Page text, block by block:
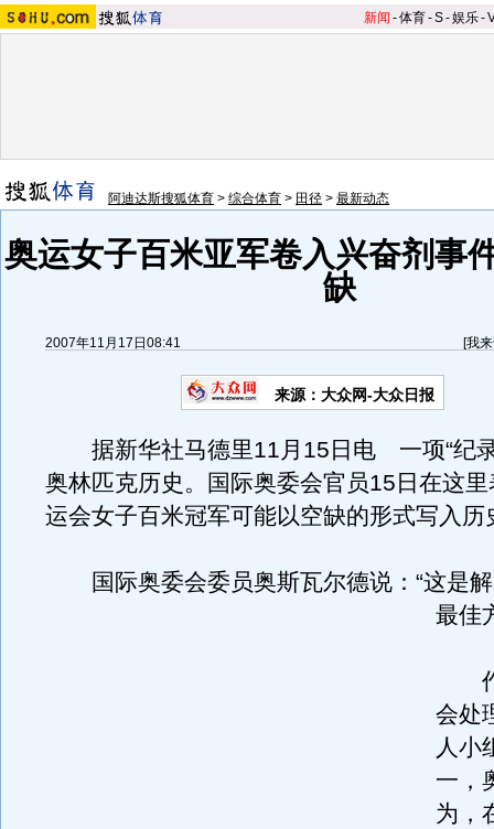
新闻 -体育-S-娱乐-
阿迪达斯搜狐体育 > 综合体育 > 田径 > 最新动态
奥运女子百米亚军卷入兴奋剂事
缺
2007年11月17日08:41 [我
来源：大众网-大众日报
据新华社马德里11月15日电 一项“纪录
奥林匹克历史。国际奥委会官员15日在这
运会女子百米冠军可能以空缺的形式写入历
国际奥委会委员奥斯瓦尔德说：“这是解
最佳
作
会处
人小
一，
为，